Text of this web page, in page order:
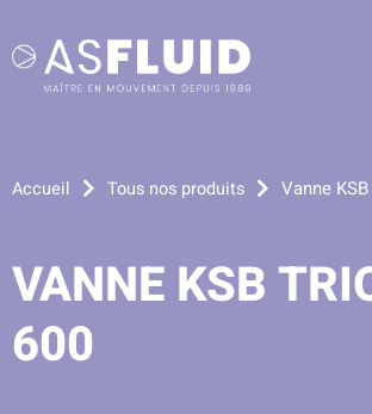
Aller à la recherche
Accueil Tous nos produits Vanne
VANNE KSB
600